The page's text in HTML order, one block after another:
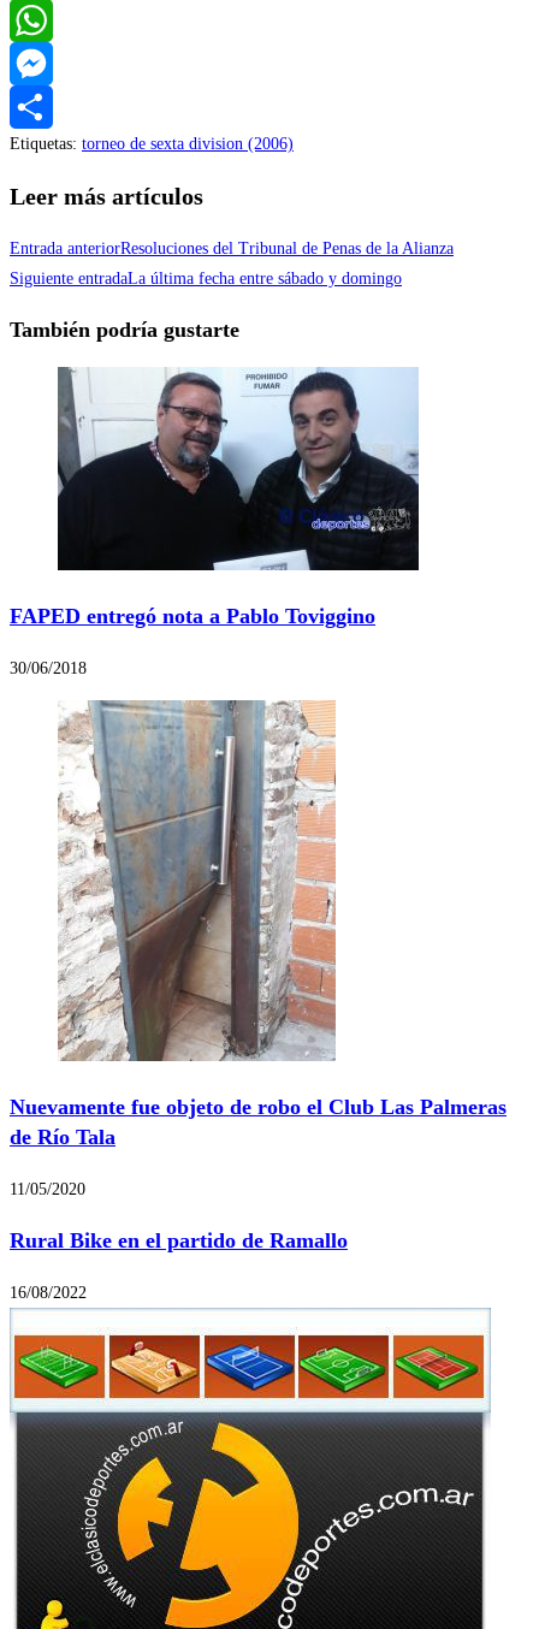
Twitter
WhatsApp
Messenger
Compartir
Etiquetas: torneo de sexta division (2006)
Leer más artículos
Entrada anteriorResoluciones del Tribunal de Penas de la Alianza
Siguiente entradaLa última fecha entre sábado y domingo
También podría gustarte
FAPED entregó nota a Pablo Toviggino
30/06/2018
Nuevamente fue objeto de robo el Club Las Palmeras
de Río Tala
11/05/2020
Rural Bike en el partido de Ramallo
16/08/2022